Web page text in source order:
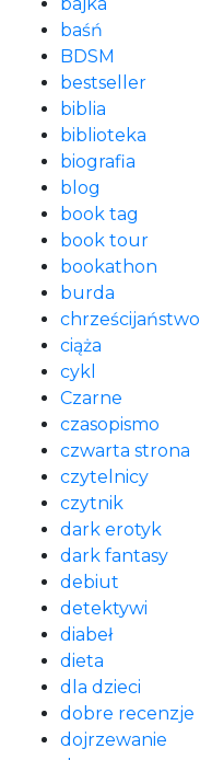
baśń
BDSM
bestseller
biblia
biblioteka
biografia
blog
book tag
book tour
bookathon
burda
chrześcijaństwo
ciąża
cykl
Czarne
czasopismo
czwarta strona
czytelnicy
czytnik
dark erotyk
dark fantasy
debiut
detektywi
diabeł
dieta
dla dzieci
dobre recenzje
dojrzewanie